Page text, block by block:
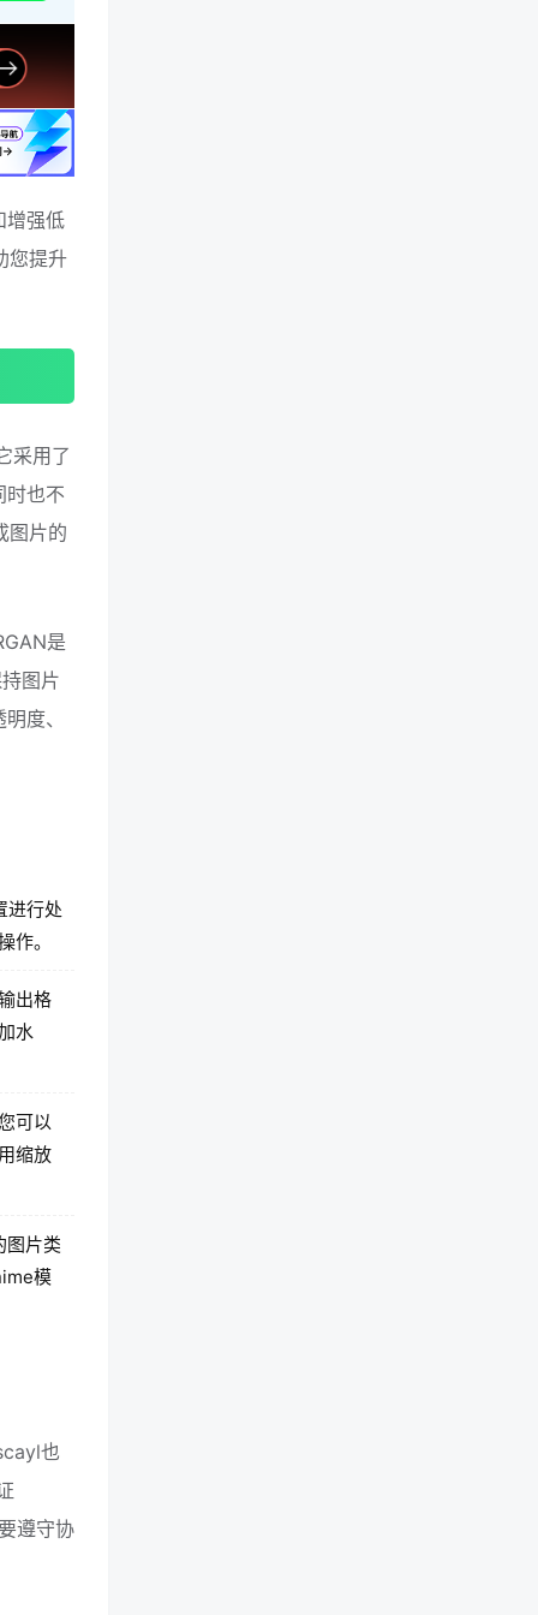
增强低
您提升
采用了
时也不
图片的
是
图片
度、
进行处
作。
出格
水
可以
缩放
图片类
模
也
遵守协